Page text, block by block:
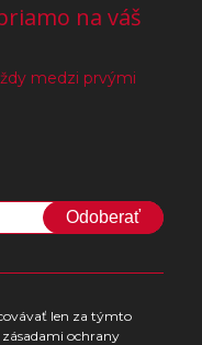
na váš
medzi prvými
Odoberať
len za týmto
ochrany